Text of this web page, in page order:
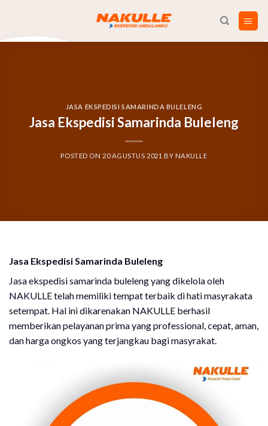
content
JASA EKSPEDISI SAMARINDA BULELENG
Jasa Ekspedisi Samarinda Buleleng
POSTED ON 20 AGUSTUS 2021 BY NAKULLE
Jasa Ekspedisi Samarinda Buleleng
Jasa ekspedisi samarinda buleleng yang dikelola oleh
NAKULLE telah memiliki tempat terbaik di hati masyrakata
setempat. Hal ini dikarenakan NAKULLE berhasil
memberikan pelayanan prima yang professional, cepat, aman,
dan harga ongkos yang terjangkau bagi masyrakat.